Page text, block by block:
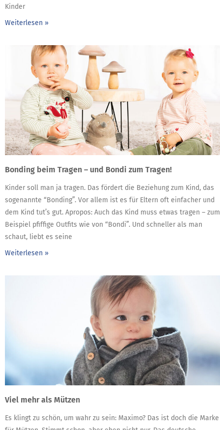
Kinder
Weiterlesen »
Bonding beim Tragen – und Bondi zum Tragen!
Kinder soll man ja tragen. Das fördert die Beziehung zum Kind, das
sogenannte “Bonding”. Vor allem ist es für Eltern oft einfacher und
dem Kind tut’s gut. Apropos: Auch das Kind muss etwas tragen – zum
Beispiel pfiffige Outfits wie von “Bondi”. Und schneller als man
schaut, liebt es seine
Weiterlesen »
Viel mehr als Mützen
Es klingt zu schön, um wahr zu sein: Maximo? Das ist doch die Marke